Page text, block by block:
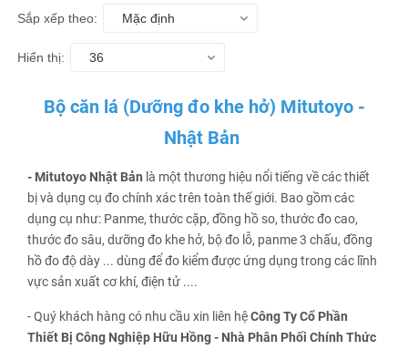
Sắp xếp theo: Mặc định
Hiển thị: 36
Bộ căn lá (Dưỡng đo khe hở) Mitutoyo -
Nhật Bản
- Mitutoyo Nhật Bản là một thương hiệu nổi tiếng về các thiết
bị và dụng cụ đo chính xác trên toàn thế giới. Bao gồm các
dụng cụ như: Panme, thước cặp, đồng hồ so, thước đo cao,
thước đo sâu, dưỡng đo khe hở, bộ đo lỗ, panme 3 chấu, đồng
hồ đo độ dày ... dùng để đo kiểm được ứng dụng trong các lĩnh
vực sản xuất cơ khí, điện tử ....
- Quý khách hàng có nhu cầu xin liên hệCông Ty Cổ Phần
Thiết Bị Công Nghiệp Hữu Hồng - Nhà Phân Phối Chính Thức